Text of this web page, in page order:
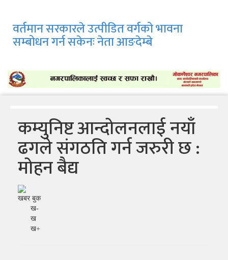
वर्तमान सरकारले उत्पीडित वर्गको भावना
सम्बोधन गर्न सकेनः नेता आङदेम्बे
कम्युनिष्ट आन्दोलनलाई नयाँ
ढगले संगठति गर्न जरुरी छ :
मोहन बैद्य
खबर बुक
ख-
ख
ख+